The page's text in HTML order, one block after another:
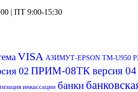
| ПТ 9:00-15:30
VISA АЗИМУТ-EPSON ТМ-U950
02 ПРИМ-08ТК версия 04
инкассации банки